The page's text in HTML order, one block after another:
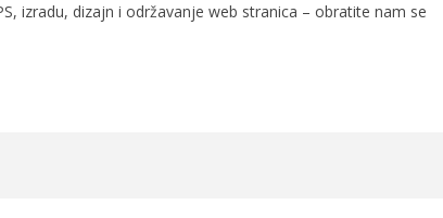
izradu, dizajn i održavanje web stranica – obratite nam se